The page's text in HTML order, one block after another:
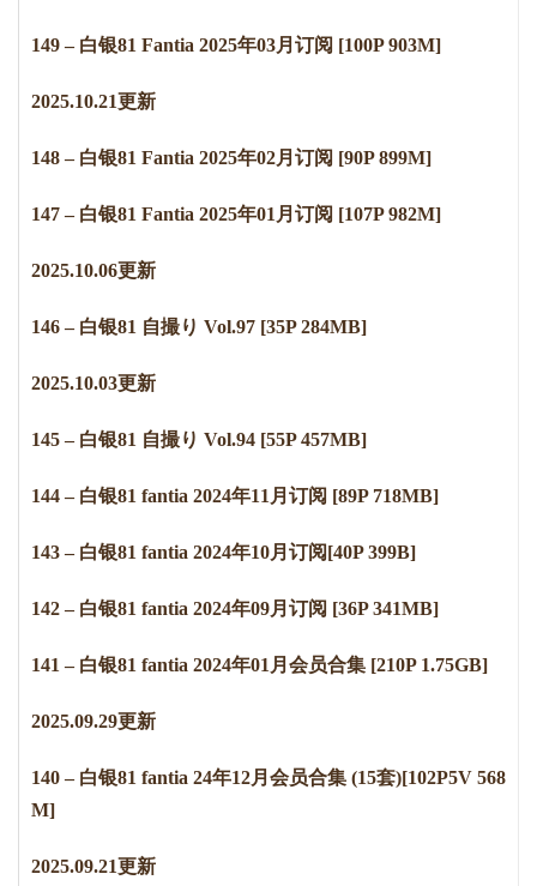
149 – 白银81 Fantia 2025年03月订阅 [100P 903M]
2025.10.21更新
148 – 白银81 Fantia 2025年02月订阅 [90P 899M]
147 – 白银81 Fantia 2025年01月订阅 [107P 982M]
2025.10.06更新
146 – 白银81 自撮り Vol.97 [35P 284MB]
2025.10.03更新
145 – 白银81 自撮り Vol.94 [55P 457MB]
144 – 白银81 fantia 2024年11月订阅 [89P 718MB]
143 – 白银81 fantia 2024年10月订阅[40P 399B]
142 – 白银81 fantia 2024年09月订阅 [36P 341MB]
141 – 白银81 fantia 2024年01月会员合集 [210P 1.75GB]
2025.09.29更新
140 – 白银81 fantia 24年12月会员合集 (15套)[102P5V 568
M]
2025.09.21更新